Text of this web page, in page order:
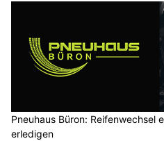
Pneuhaus Büron: Reifenwechsel
erledigen